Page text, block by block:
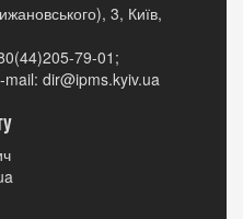
3, Київ,
79-01;
dir@ipms.kyiv.ua